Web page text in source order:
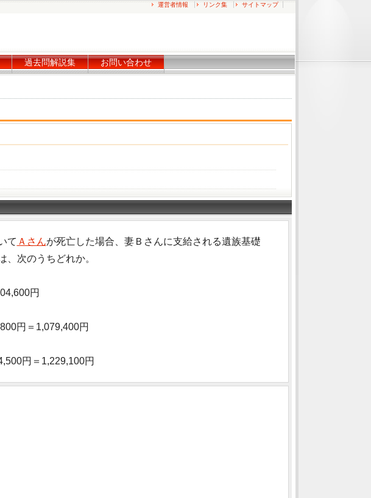
運営者情報 リンク集 サイトマップ
過去問解説集 お問い合わせ
て Ａさんが死亡した場合、妻Ｂさんに支給される遺族基礎
、次のうちどれか。
円
円＝1,079,400円
円＝1,229,100円